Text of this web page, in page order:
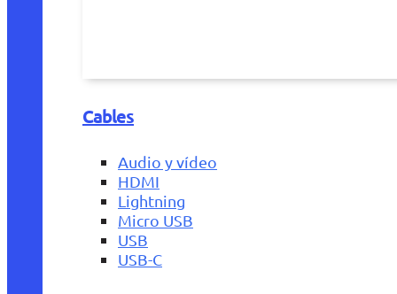
Cables
Audio y vídeo
HDMI
Lightning
Micro USB
USB
USB-C